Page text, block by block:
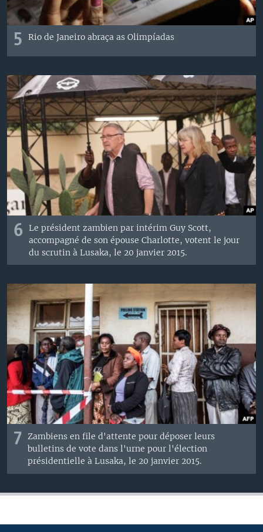
5 Rio de Janeiro abraça as Olimpíadas
6 Le président zambien par intérim Guy Scott,
accompagné de son épouse Charlotte, votent le jour
du scrutin à Lusaka, le 20 janvier 2015.
7 Zambiens en file d'attente pour déposer leurs
bulletins de vote dans l'urne pour l'élection
présidentielle à Lusaka, le 20 janvier 2015.